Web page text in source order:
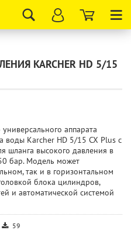
KARCHER HD 5/15
аппарата
воды Karcher HD 5/15 CX Plus с
шланга высокого давления в
бар. Модель может
так и в горизонтальном
блока цилиндров,
и автоматической системой
59